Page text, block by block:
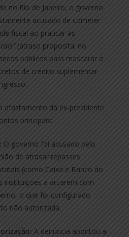
no Rio de Janeiro, o governo
acusado de cometer
fiscal ao praticar as
(atraso proposital no
públicos para mascarar o
de crédito suplementar
afastamento da ex-presidente
principais:
O governo foi acusado pelo
de atrasar repasses
(como Caixa e Banco do
instituições a arcarem com
o que foi configurado
não autorizada.
A denúncia apontou a